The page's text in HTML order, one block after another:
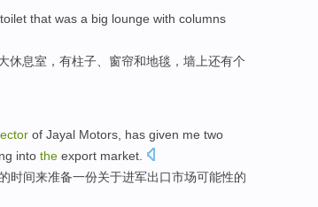
toilet that was a big lounge with columns
休息室 ， 有柱子 窗帘和地毯 ，墙上还有个
of Jayal Motors, has given me two
into the export market
的时间来准备一份关于进军出口市场可能性的